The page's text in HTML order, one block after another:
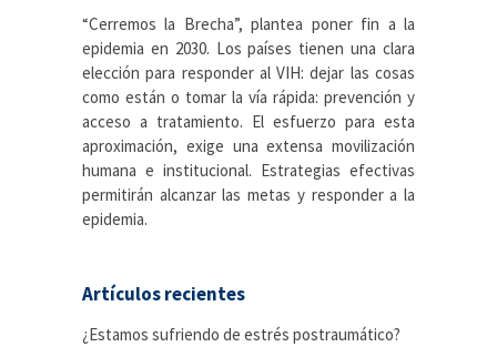
“Cerremos la Brecha”, plantea poner fin a la
epidemia en 2030. Los países tienen una clara
elección para responder al VIH: dejar las cosas
como están o tomar la vía rápida: prevención y
acceso a tratamiento. El esfuerzo para esta
aproximación, exige una extensa movilización
humana e institucional. Estrategias efectivas
permitirán alcanzar las metas y responder a la
epidemia.
Artículos recientes
¿Estamos sufriendo de estrés postraumático?